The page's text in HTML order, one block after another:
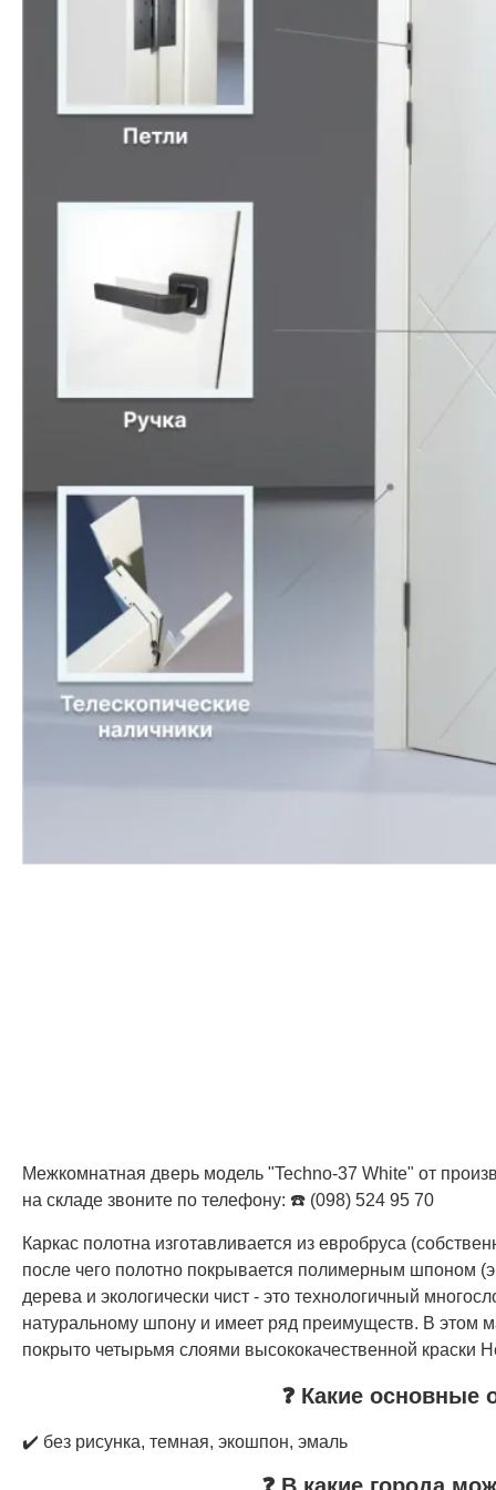
Межкомнатная дверь модель "Techno-37 White" от
на складе звоните по телефону: ☎️ (098) 524 95 70
Каркас полотна изготавливается из евробруса
после чего полотно покрывается полимерным шпоном
дерева и экологически чист - это технологичный
натуральному шпону и имеет ряд преимуществ. В этом
покрыто четырьмя слоями высококачественной краски
❓ Какие основные
✔️ без рисунка, темная, экошпон, эмаль
❓ В какие города